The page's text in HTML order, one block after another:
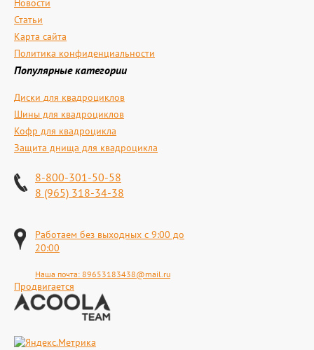
Новости
Статьи
Карта сайта
Политика конфиденциальности
Популярные категории
Диски для квадроциклов
Шины для квадроциклов
Кофр для квадроцикла
Защита днища для квадроцикла
8-800-301-50-58
8 (965) 318-34-38
Работаем без выходных с 9:00 до
20:00
Наша почта: 89653183438@mail.ru
Продвигается